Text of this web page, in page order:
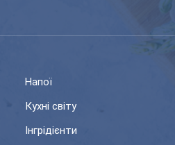
Напої
Кухні світу
Інгрідієнти